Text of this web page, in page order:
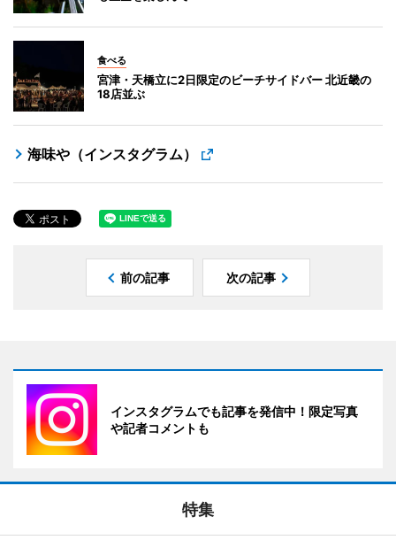
食べる
宮津・天橋立に2日限定のビーチサイドバー 北近畿の
18店並ぶ
海味や（インスタグラム）
前の記事 次の記事
インスタグラムでも記事を発信中！限定写真
や記者コメントも
特集